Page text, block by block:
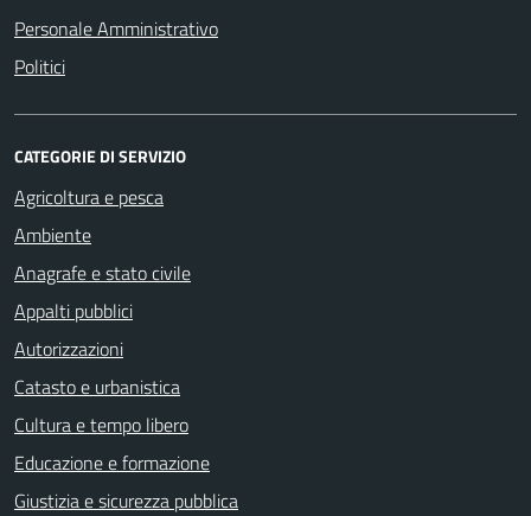
Personale Amministrativo
Politici
CATEGORIE DI SERVIZIO
Agricoltura e pesca
Ambiente
Anagrafe e stato civile
Appalti pubblici
Autorizzazioni
Catasto e urbanistica
Cultura e tempo libero
Educazione e formazione
Giustizia e sicurezza pubblica